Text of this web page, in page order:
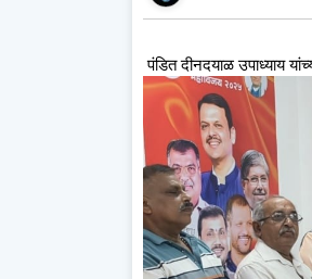
पंडित दीनदयाळ उपाध्याय